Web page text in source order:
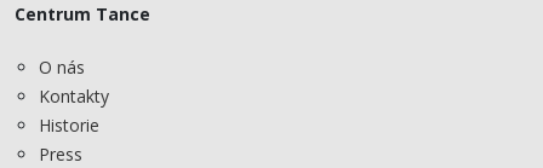
Centrum Tance
O nás
Kontakty
Historie
Press